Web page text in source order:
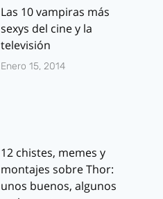
Las 10 vampiras más
sexys del cine y la
televisión
Enero 15, 2014
12 chistes, memes y
montajes sobre Thor:
unos buenos, algunos